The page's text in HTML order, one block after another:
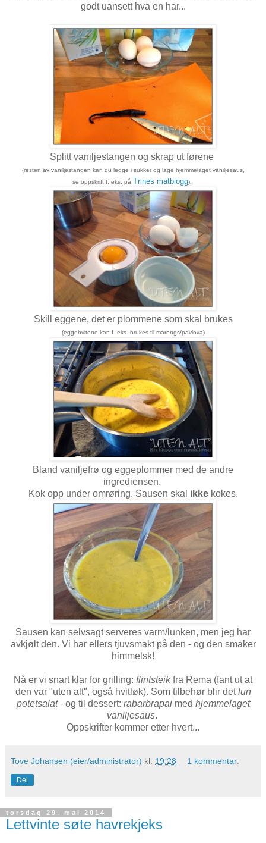
godt uansett hva en har...
Splitt vaniljestangen og skrap ut førene
(resten av vaniljestangen kan du legge i sukker og lage hjemmelaget vaniljesaus,
se oppskrift f. eks. på Trines matblogg).
Skill eggene, det er plommene som skal brukes
(eggehvitene kan f. eks. brukes til marengs/pavlova)
Bland vaniljefrø og eggeplommer med de andre
ingrediensen.
Kok opp under omrøring. Sausen skal ikkekokes.
Sausen kan selvsagt serveres varm/lunken, men jeg har
avkjølt den. Vi har ellers tjuvsmakt på den - og den smaker
himmelsk!
Nå er vi snart klar for grilling: flintsteikfra Rema (fant ut at
den var "uten alt", også hvitløk). Som tilbehør blir detlun
potetsalat- og til dessert: rabarbrapaimed hjemmelaget
vaniljesaus.
Oppskrifter kommer etter hvert...
Tove Johansen (eier/administrator) kl. 19:28 1 kommentar:
Del
torsdag 29. mai 2014
Lettvinte søte havrekjeks